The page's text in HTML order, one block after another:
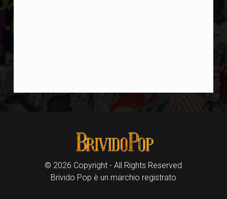
© 2026 Copyright - All Rights Reserved
Brivido Pop è un marchio registrato